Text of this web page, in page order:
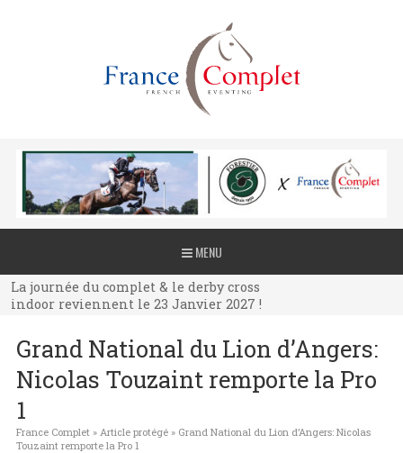
MENU
La journée du complet & le derby cross
indoor reviennent le 23 Janvier 2027 !
La journée du complet & le derby cross
indoor reviennent le 23 Janvier 2027 !
indoor reviennent le 23 Janvier 2027 !
Grand National du Lion d’Angers:
Nicolas Touzaint remporte la Pro
1
France Complet» Article protégé» Grand National du Lion d’Angers: Nicolas
Touzaint remporte la Pro 1